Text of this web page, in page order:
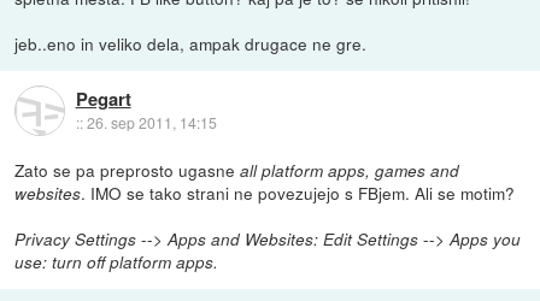
jeb..eno in veliko dela, ampak drugace ne gre.
Pegart
::26. sep 2011, 14:15
Zato se pa preprosto ugasneall platform apps, games and
websites. IMO se tako strani ne povezujejo s FBjem. Ali se motim?
Privacy Settings -->Apps and Websites: Edit Settings -->Apps you
use: turn off platform apps.